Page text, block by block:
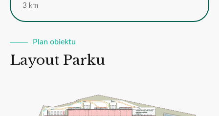
3 km
Plan obiektu
Layout Parku